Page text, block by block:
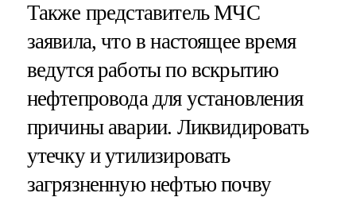
Также представитель МЧС
заявила, что в настоящее время
ведутся работы по вскрытию
нефтепровода для установления
причины аварии. Ликвидировать
утечку и утилизировать
загрязненную нефтью почву